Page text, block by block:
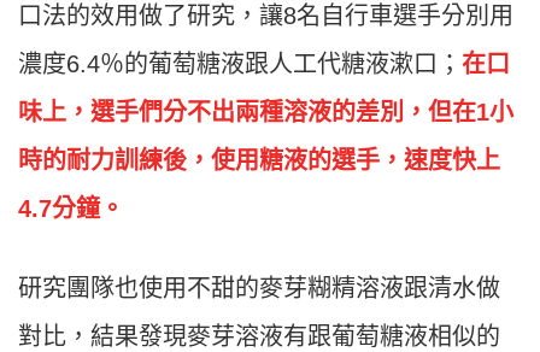
口法的效用做了研究，讓8名自行車選手分別用
濃度6.4％的葡萄糖液跟人工代糖液漱口； 在口
味上，選手們分不出兩種溶液的差別，但在1小
時的耐力訓練後，使用糖液的選手，速度快上
4.7分鐘。
研究團隊也使用不甜的麥芽糊精溶液跟清水做
對比，結果發現麥芽溶液有跟葡萄糖液相似的